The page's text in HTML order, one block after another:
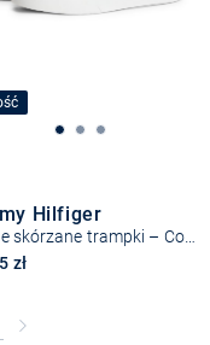
Hilfiger
Męskie skórzane trampki – Court Core
zł